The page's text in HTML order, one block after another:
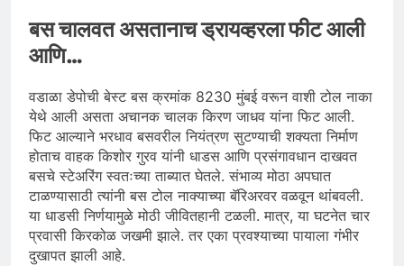
बस चालवत असतानाच ड्रायव्हरला फीट आली
आणि…
वडाळा डेपोची बेस्ट बस क्रमांक 8230 मुंबई वरून वाशी टोल नाका
येथे आली असता अचानक चालक किरण जाधव यांना फिट आली.
फिट आल्याने भरधाव बसवरील नियंत्रण सुटण्याची शक्यता निर्माण
होताच वाहक किशोर गुरव यांनी धाडस आणि प्रसंगावधान दाखवत
बसचे स्टेअरिंग स्वतःच्या ताब्यात घेतले. संभाव्य मोठा अपघात
टाळण्यासाठी त्यांनी बस टोल नाक्याच्या बॅरिअरवर वळवून थांबवली.
या धाडसी निर्णयामुळे मोठी जीवितहानी टळली. मात्र, या घटनेत चार
प्रवासी किरकोळ जखमी झाले. तर एका प्रवश्याच्या पायाला गंभीर
दुखापत झाली आहे.